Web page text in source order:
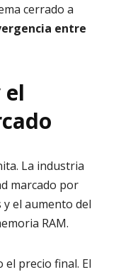
cerrado a
entre
La industria
marcado por
el aumento del
RAM.
precio final. El